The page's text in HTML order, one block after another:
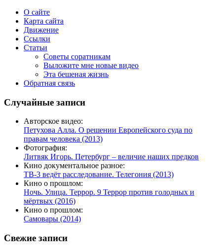
О сайте
Карта сайта
Движение
Ссылки
Статьи
Советы соратникам
Выложите мне новые видео
Эта бешеная жизнь
Обратная связь
Случайные записи
Авторское видео:
Петухова Алла. О решении Европейского суда по
правам человека (2013)
Фотография:
Литвяк Игорь. Петербург – величие наших предков
Кино документальное разное:
ТВ-3 ведёт расследование. Телегония (2013)
Кино о прошлом:
Ночь. Улица. Террор. 9 Террор против голодных и
мёртвых (2016)
Кино о прошлом:
Самовары (2014)
Свежие записи